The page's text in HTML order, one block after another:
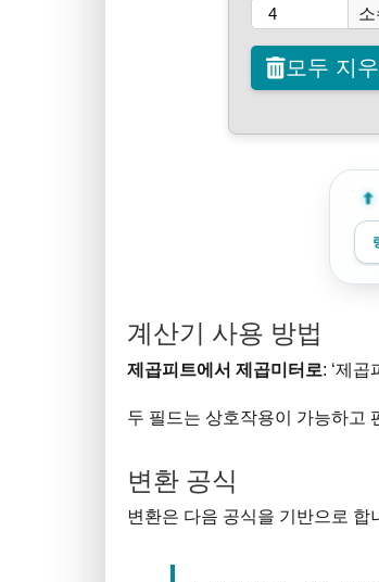
모두 지우
계산기 사용 방법
제곱피트에서 제곱미터로: ‘제
두 필드는 상호작용이 가능하고
변환 공식
변환은 다음 공식을 기반으로 합